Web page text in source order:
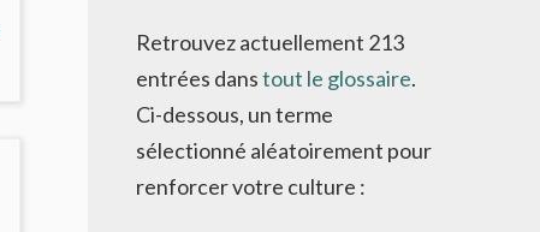
Retrouvez actuellement 213
entrées danstout le glossaire.
Ci-dessous, un terme
sélectionné aléatoirement pour
renforcer votre culture :